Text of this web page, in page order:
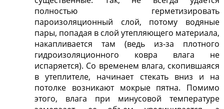
полностью герметизировать
пароизоляционный слой, потому водяные
пары, попадая в слой утепляющего материала,
накапливается там (ведь из-за плотного
гидроизоляционного ковра влага не
испаряется). Со временем влага, скопившаяся
в утеплителе, начинает стекать вниз и на
потолке возникают мокрые пятна. Помимо
этого, влага при минусовой температуре